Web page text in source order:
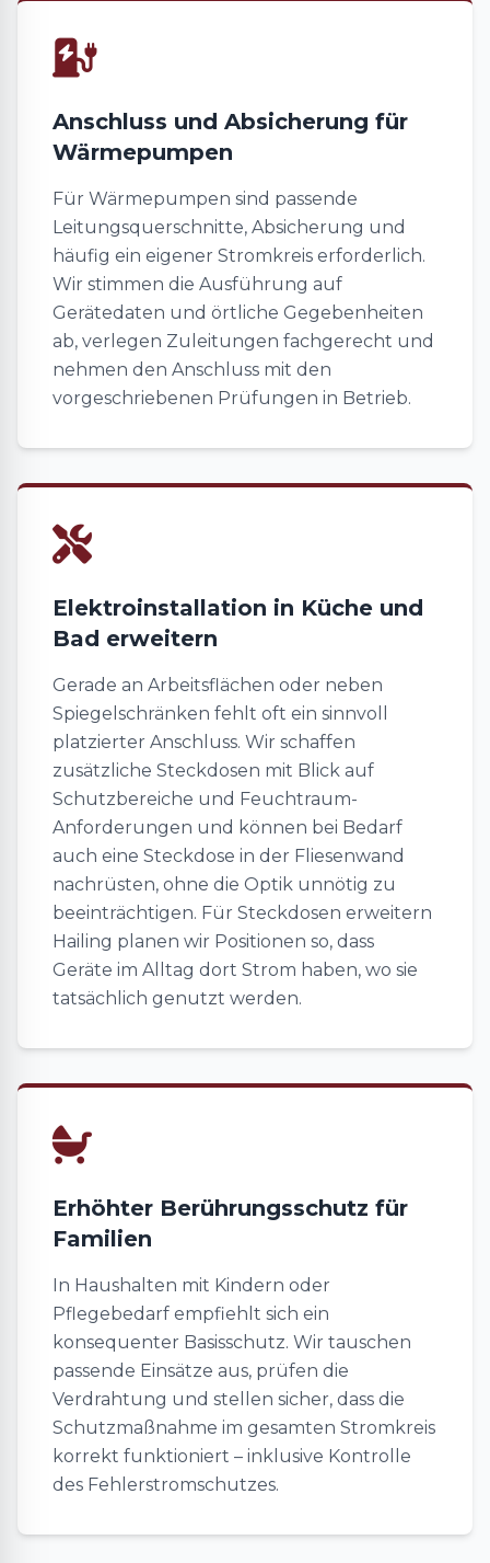
Anschluss und Absicherung für
Wärmepumpen
Für Wärmepumpen sind passende
Leitungsquerschnitte, Absicherung und
häufig ein eigener Stromkreis erforderlich.
Wir stimmen die Ausführung auf
Gerätedaten und örtliche Gegebenheiten
ab, verlegen Zuleitungen fachgerecht und
nehmen den Anschluss mit den
vorgeschriebenen Prüfungen in Betrieb.
Elektroinstallation in Küche und
Bad erweitern
Gerade an Arbeitsflächen oder neben
Spiegelschränken fehlt oft ein sinnvoll
platzierter Anschluss. Wir schaffen
zusätzliche Steckdosen mit Blick auf
Schutzbereiche und Feuchtraum-
Anforderungen und können bei Bedarf
auch eine Steckdose in der Fliesenwand
nachrüsten, ohne die Optik unnötig zu
beeinträchtigen. Für Steckdosen erweitern
Hailing planen wir Positionen so, dass
Geräte im Alltag dort Strom haben, wo sie
tatsächlich genutzt werden.
Erhöhter Berührungsschutz für
Familien
In Haushalten mit Kindern oder
Pflegebedarf empfiehlt sich ein
konsequenter Basisschutz. Wir tauschen
passende Einsätze aus, prüfen die
Verdrahtung und stellen sicher, dass die
Schutzmaßnahme im gesamten Stromkreis
korrekt funktioniert – inklusive Kontrolle
des Fehlerstromschutzes.